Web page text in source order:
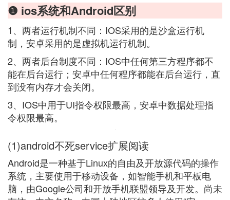
❶ ios系统和Android区别
1、两者运行机制不同：IOS采用的是沙盒运行机
制，安卓采用的是虚拟机运行机制。
2、两者后台制度不同：IOS中任何第三方程序都不
能在后台运行；安卓中任何程序都能在后台运行，直
到没有内存才会关闭。
3、IOS中用于UI指令权限最高，安卓中数据处理指
令权限最高。
(1)android不死service扩展阅读
Android是一种基于Linux的自由及开放源代码的操作
系统，主要使用于移动设备，如智能手机和平板电
脑，由Google公司和开放手机联盟领导及开发。尚未